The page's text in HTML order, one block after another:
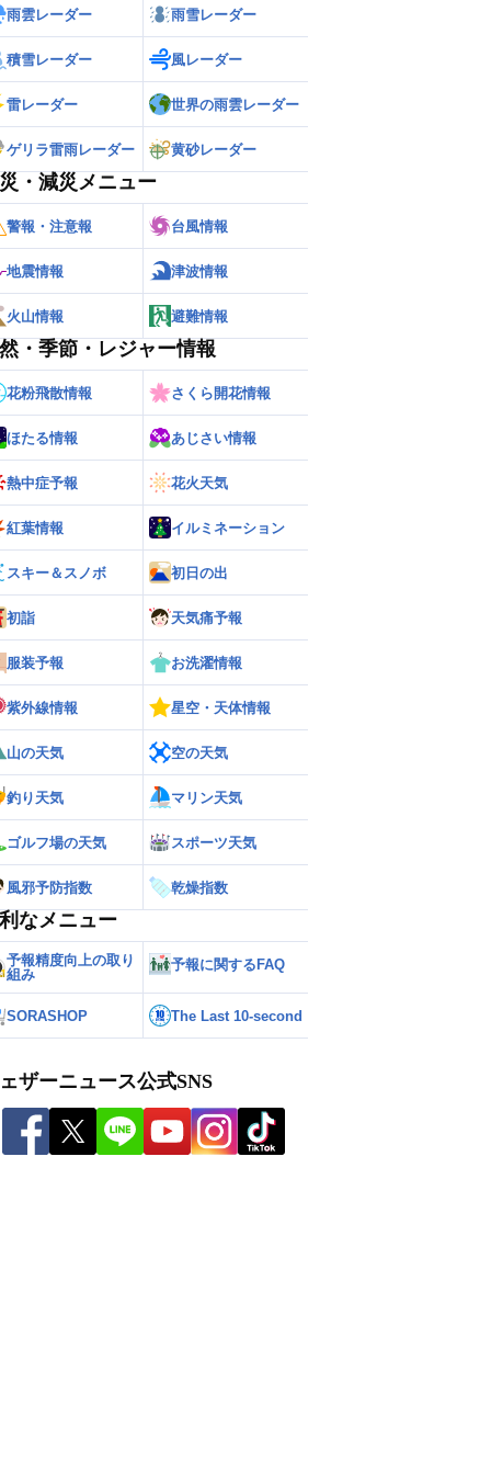
雨雲レーダー 雨雪レーダー
積雪レーダー 風レーダー
雷レーダー 世界の雨雲レーダー
ゲリラ雷雨レーダー 黄砂レーダー
・減災メニュー
警報・注意報 台風情報
地震情報 津波情報
火山情報 避難情報
・季節・レジャー情報
花粉飛散情報 さくら開花情報
ほたる情報 あじさい情報
熱中症予報 花火天気
紅葉情報 イルミネーション
スキー＆スノボ 初日の出
初詣 天気痛予報
服装予報 お洗濯情報
紫外線情報 星空・天体情報
山の天気 空の天気
釣り天気 マリン天気
ゴルフ場の天気 スポーツ天気
風邪予防指数 乾燥指数
なメニュー
予報精度向上の取り
組み
予報に関するFAQ
SORASHOP The Last 10-second
ザーニュース公式SNS